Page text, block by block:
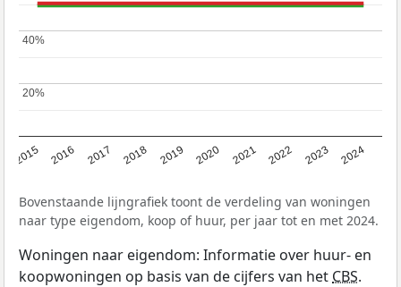
2015 2016 2017 2018 2019 2020 2021 2022 2023 2024
20%
20%
40%
40%
Bovenstaande lijngrafiek toont de verdeling van woningen
naar type eigendom, koop of huur, per jaar tot en met 2024.
Woningen naar eigendom: Informatie over huur- en
koopwoningen op basis van de cijfers van het CBS.